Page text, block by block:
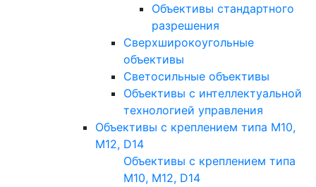
Объективы стандартного
разрешения
Сверхширокоугольные
объективы
Светосильные объективы
Объективы с интеллектуальной
технологией управления
Объективы с креплением типа M10,
M12, D14
Объективы с креплением типа
M10, M12, D14